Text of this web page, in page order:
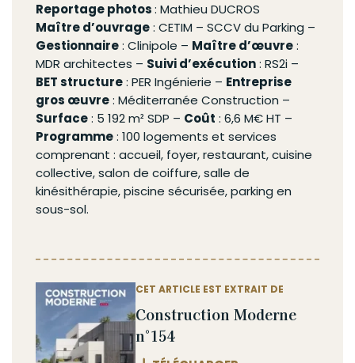
Reportage photos: Mathieu DUCROS
Maître d’ouvrage: CETIM – SCCV du Parking –
Gestionnaire: Clinipole – Maître d’œuvre:
MDR architectes – Suivi d’exécution: RS2i –
BET structure: PER Ingénierie – Entreprise
gros œuvre: Méditerranée Construction –
Surface: 5 192 m² SDP – Coût : 6,6 M€ HT –
Programme: 100 logements et services
comprenant : accueil, foyer, restaurant, cuisine
collective, salon de coiffure, salle de
kinésithérapie, piscine sécurisée, parking en
sous-sol.
CET ARTICLE EST EXTRAIT DE
Construction Moderne
n°154